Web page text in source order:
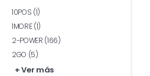
10POS (1)
1MORE (1)
2-POWER (166)
2GO (5)
+ Ver más